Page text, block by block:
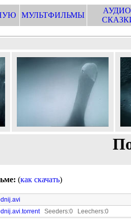
МУЛЬТФИЛЬМЫ
(как скачать)
Seeders:0 Leechers:0